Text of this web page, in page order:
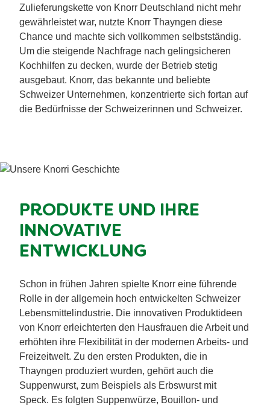
Zulieferungskette von Knorr Deutschland nicht mehr
gewährleistet war, nutzte Knorr Thayngen diese
Chance und machte sich vollkommen selbstständig.
Um die steigende Nachfrage nach gelingsicheren
Kochhilfen zu decken, wurde der Betrieb stetig
ausgebaut. Knorr, das bekannte und beliebte
Schweizer Unternehmen, konzentrierte sich fortan auf
die Bedürfnisse der Schweizerinnen und Schweizer.
PRODUKTE UND IHRE
INNOVATIVE
ENTWICKLUNG
Schon in frühen Jahren spielte Knorr eine führende
Rolle in der allgemein hoch entwickelten Schweizer
Lebensmittelindustrie. Die innovativen Produktideen
von Knorr erleichterten den Hausfrauen die Arbeit und
erhöhten ihre Flexibilität in der modernen Arbeits- und
Freizeitwelt. Zu den ersten Produkten, die in
Thayngen produziert wurden, gehört auch die
Suppenwurst, zum Beispiels als Erbswurst mit
Speck. Es folgten Suppenwürze, Bouillon- und